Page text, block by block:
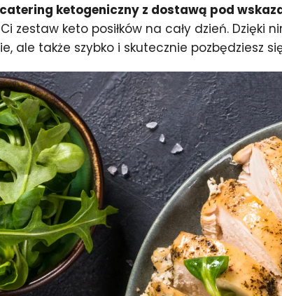
ketogeniczny z dostawą pod
zestaw keto posiłków na cały dzień. Dzięki
ale także szybko i skutecznie pozbędziesz